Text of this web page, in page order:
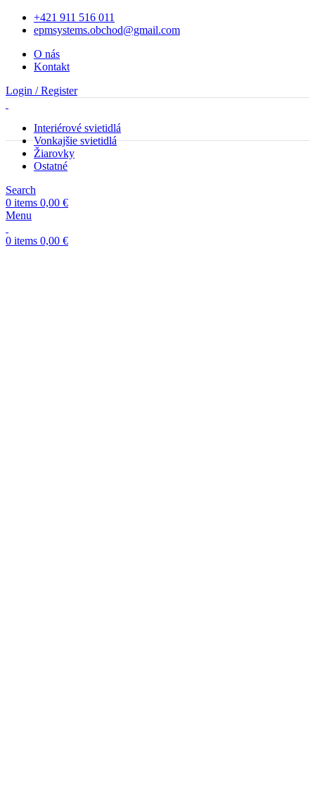
+421 911 516 011
epmsystems.obchod@gmail.com
O nás
Kontakt
Login / Register
Interiérové svietidlá
Vonkajšie svietidlá
Žiarovky
Ostatné
Search
0 items 0,00 €
Menu
0 items 0,00 €
Sold out